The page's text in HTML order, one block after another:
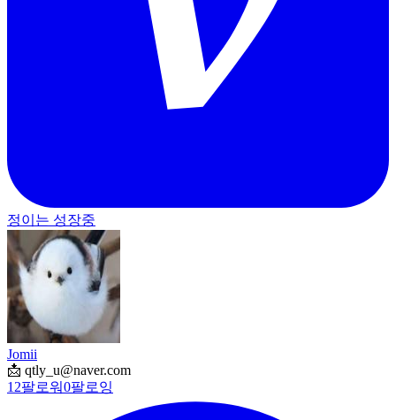
정이는 성장중
Jomii
📩 qtly_u@naver.com
12팔로워0팔로잉